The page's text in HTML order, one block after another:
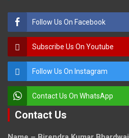
Follow Us On Facebook
Subscribe Us On Youtube
Follow Us On Instagram
Contact Us On WhatsApp
Contact Us